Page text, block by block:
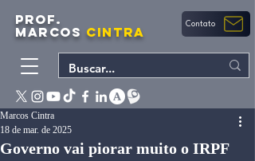
PROF.
MARCOS CINTRA Contato
Governo vai piorar muito o IRPF
Marcos Cintra
18 de mar. de 2025